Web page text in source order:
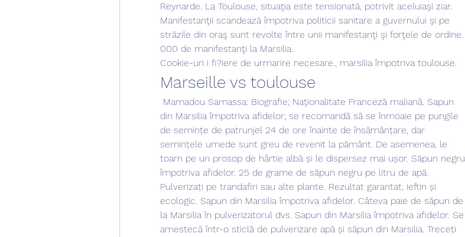
Reynarde. La Toulouse, situaţia este tensionată, potrivit aceluiaşi ziar.
Manifestanţii scandează împotriva politicii sanitare a guvernului şi pe
străzile din oraş sunt revolte între unii manifestanţi şi forţele de ordine.
000 de manifestanţi la Marsilia.
Cookie-uri i fi?iere de urmarire necesare., marsilia împotriva toulouse.
Marseille vs toulouse
din Marsilia împotriva afidelor; se recomandă să se înmoaie pe pungile
de semințe de patrunjel 24 de ore înainte de însămânțare, dar
semințele umede sunt greu de revenit la pământ. De asemenea, le
toarn pe un prosop de hârtie albă și le dispersez mai ușor. Săpun negru
împotriva afidelor. 25 de grame de săpun negru pe litru de apă.
Pulverizați pe trandafiri sau alte plante. Rezultat garantat, ieftin și
ecologic. Sapun din Marsilia împotriva afidelor. Câteva paie de săpun de
la Marsilia în pulverizatorul dvs. Sapun din Marsilia împotriva afidelor. Se
amestecă într-o sticlă de pulverizare apă și săpun din Marsilia. Treceți